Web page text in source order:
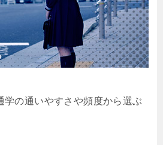
学の通いやすさや頻度から選ぶ